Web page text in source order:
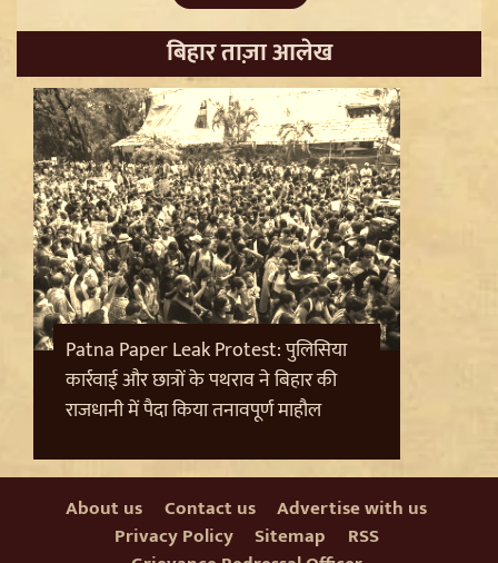
Trisha Krishnan पर टिप्पणी मामले में Udhayanidhi Stalin
Arrest, जानें चेन्नई पुलिस ने कौन सी धाराएं लगाईं
Jantar Mantar से अदालत तक: Brij Bhushan के खिलाफ
बिहार ताज़ा आलेख
Patna Paper Leak Protest: पुलिसिया
कार्रवाई और छात्रों के पथराव ने बिहार की
राजधानी में पैदा किया तनावपूर्ण माहौल
About us Contact us
Advertise with us
Privacy Policy
Sitemap
RSS